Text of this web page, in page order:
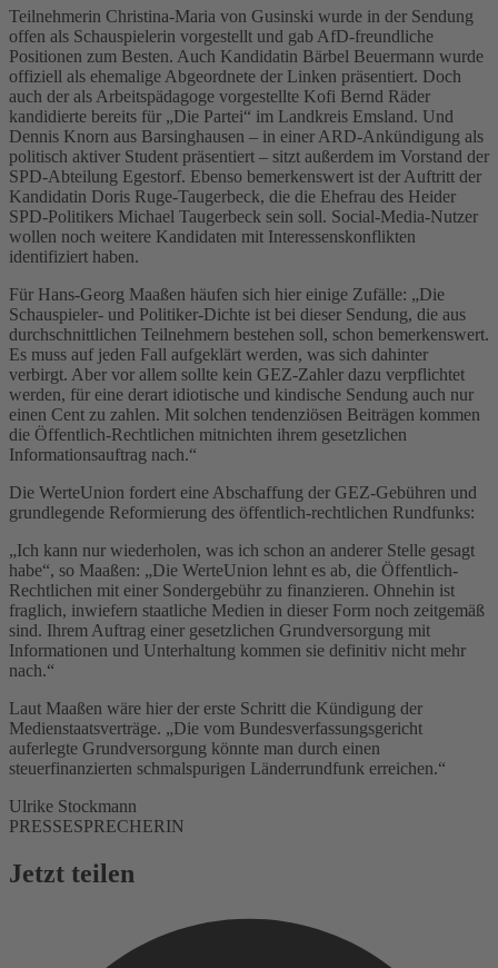
Teilnehmerin Christina-Maria von Gusinski wurde in der Sendung
offen als Schauspielerin vorgestellt und gab AfD-freundliche
Positionen zum Besten. Auch Kandidatin Bärbel Beuermann wurde
offiziell als ehemalige Abgeordnete der Linken präsentiert. Doch
auch der als Arbeitspädagoge vorgestellte Kofi Bernd Räder
kandidierte bereits für „Die Partei“ im Landkreis Emsland. Und
Dennis Knorn aus Barsinghausen – in einer ARD-Ankündigung als
politisch aktiver Student präsentiert – sitzt außerdem im Vorstand der
SPD-Abteilung Egestorf. Ebenso bemerkenswert ist der Auftritt der
Kandidatin Doris Ruge-Taugerbeck, die die Ehefrau des Heider
SPD-Politikers Michael Taugerbeck sein soll. Social-Media-Nutzer
wollen noch weitere Kandidaten mit Interessenskonflikten
identifiziert haben.
Für Hans-Georg Maaßen häufen sich hier einige Zufälle: „Die
Schauspieler- und Politiker-Dichte ist bei dieser Sendung, die aus
durchschnittlichen Teilnehmern bestehen soll, schon bemerkenswert.
Es muss auf jeden Fall aufgeklärt werden, was sich dahinter
verbirgt. Aber vor allem sollte kein GEZ-Zahler dazu verpflichtet
werden, für eine derart idiotische und kindische Sendung auch nur
einen Cent zu zahlen. Mit solchen tendenziösen Beiträgen kommen
die Öffentlich-Rechtlichen mitnichten ihrem gesetzlichen
Informationsauftrag nach.“
Die WerteUnion fordert eine Abschaffung der GEZ-Gebühren und
grundlegende Reformierung des öffentlich-rechtlichen Rundfunks:
„Ich kann nur wiederholen, was ich schon an anderer Stelle gesagt
habe“, so Maaßen: „Die WerteUnion lehnt es ab, die Öffentlich-
Rechtlichen mit einer Sondergebühr zu finanzieren. Ohnehin ist
fraglich, inwiefern staatliche Medien in dieser Form noch zeitgemäß
sind. Ihrem Auftrag einer gesetzlichen Grundversorgung mit
Informationen und Unterhaltung kommen sie definitiv nicht mehr
nach.“
Laut Maaßen wäre hier der erste Schritt die Kündigung der
Medienstaatsverträge. „Die vom Bundesverfassungsgericht
auferlegte Grundversorgung könnte man durch einen
steuerfinanzierten schmalspurigen Länderrundfunk erreichen.“
Ulrike Stockmann
PRESSESPRECHERIN
Jetzt teilen